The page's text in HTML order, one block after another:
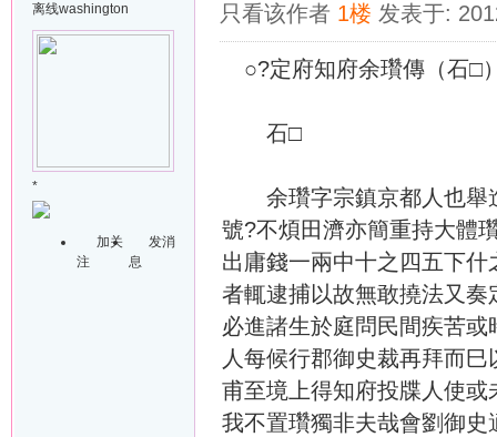
离线washington
*
加关
注
发消
息
只看该作者 1楼 发表于:
○?定府知府余瓚傳（石□
石□
余瓚字宗鎮京都人也舉
號?不煩田濟亦簡重持大體
出庸錢一兩中十之四五下
者輒逮捕以故無敢撓法又
必進諸生於庭問民間疾苦
人每候行郡御史裁再拜而
甫至境上得知府投牒人使
我不置瓚獨非夫哉會劉御